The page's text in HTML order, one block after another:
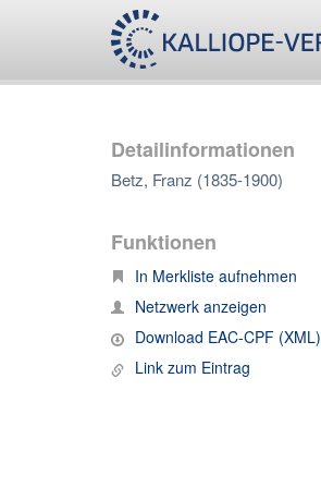
Detailinformationen
Betz, Franz (1835-1900)
Funktionen
In Merkliste aufnehmen
Netzwerk anzeigen
Download EAC-CPF (XML)
Link zum Eintrag